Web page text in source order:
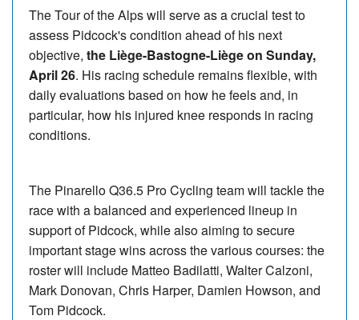
The Tour of the Alps will serve as a crucial test to
assess Pidcock's condition ahead of his next
objective, the Liège-Bastogne-Liège on Sunday,
April 26. His racing schedule remains flexible, with
daily evaluations based on how he feels and, in
particular, how his injured knee responds in racing
conditions.
The Pinarello Q36.5 Pro Cycling team will tackle the
race with a balanced and experienced lineup in
support of Pidcock, while also aiming to secure
important stage wins across the various courses: the
roster will include Matteo Badilatti, Walter Calzoni,
Mark Donovan, Chris Harper, Damien Howson, and
Tom Pidcock.